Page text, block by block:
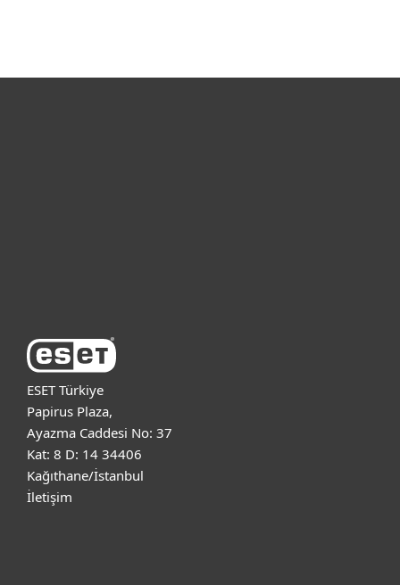
ESET Türkiye
Papirus Plaza,
Ayazma Caddesi No: 37
Kat: 8 D: 14 34406
Kağıthane/İstanbul
İletişim